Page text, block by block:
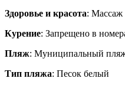
Здоровье и красота: Массаж
Курение: Запрещено в
Пляж: Муниципальный
Тип пляжа: Песок белый